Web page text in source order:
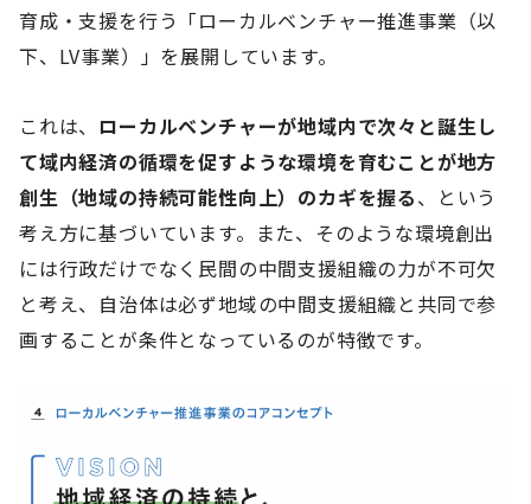
育成・支援を行う「ローカルベンチャー推進事業（以
下、LV事業）」を展開しています。
これは、 ローカルベンチャーが地域内で次々と誕生し
て域内経済の循環を促すような環境を育むことが地方
創生（地域の持続可能性向上）のカギを握る、という
考え方に基づいています。また、そのような環境創出
には行政だけでなく民間の中間支援組織の力が不可欠
と考え、自治体は必ず地域の中間支援組織と共同で参
画することが条件となっているのが特徴です。